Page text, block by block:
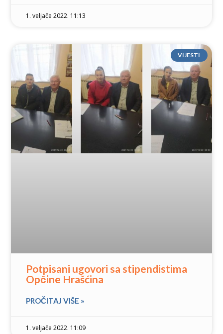
1. veljače 2022. 11:13
VIJESTI
Potpisani ugovori sa stipendistima
Opčine Hrašćina
PROČITAJ VIŠE »
1. veljače 2022. 11:09